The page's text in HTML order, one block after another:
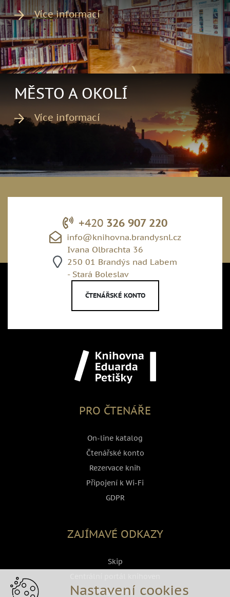
MĚSTO A OKOLÍ
Více informací
Více informací
+420 326 907 220
info@knihovna.brandysnl.cz
Ivana Olbrachta 36
250 01 Brandýs nad Labem
- Stará Boleslav
ČTENÁŘSKÉ KONTO
PRO ČTENÁŘE
On-line katalog
Čtenářské konto
Rezervace knih
Připojení k Wi-Fi
GDPR
ZAJÍMAVÉ ODKAZY
Skip
Megaknihy
Nastavení cookies